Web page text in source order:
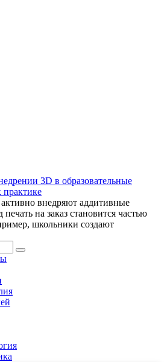
3D в образовательные
внедряют аддитивные
на заказ становится частью
школьники создают